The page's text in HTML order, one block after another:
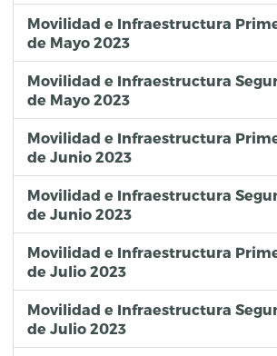
Movilidad e Infraestructura
de Mayo 2023
Movilidad e Infraestructura
de Mayo 2023
Movilidad e Infraestructura
de Junio 2023
Movilidad e Infraestructura
de Junio 2023
Movilidad e Infraestructura
de Julio 2023
Movilidad e Infraestructura
de Julio 2023